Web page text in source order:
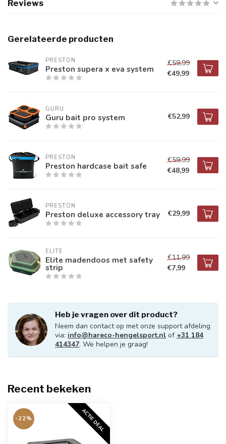
Reviews
Gerelateerde producten
PRESTON
Preston supera x eva system
€59,99
€49,99
GURU
Guru bait pro system €52,99
PRESTON
Preston hardcase bait safe
€59,99
€48,99
PRESTON
Preston deluxe accessory tray €29,99
ELITE
Elite madendoos met safety
strip
€11,99
€7,99
Heb je vragen over dit product?
Neem dan contact op met onze support afdeling
via: info@hareco-hengelsport.nl of +31 184
414347. We helpen je graag!
Recent bekeken
ACTIE DEAL
-22%